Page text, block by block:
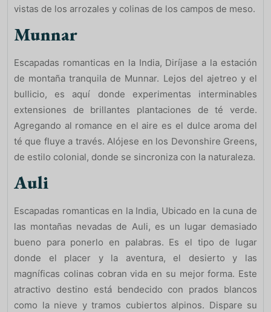
vistas de los arrozales y colinas de los campos de meso.
Munnar
Escapadas romanticas en la India, Diríjase a la estación
de montaña tranquila de Munnar. Lejos del ajetreo y el
bullicio, es aquí donde experimentas interminables
extensiones de brillantes plantaciones de té verde.
Agregando al romance en el aire es el dulce aroma del
té que fluye a través. Alójese en los Devonshire Greens,
de estilo colonial, donde se sincroniza con la naturaleza.
Auli
Escapadas romanticas en la India, Ubicado en la cuna de
las montañas nevadas de Auli, es un lugar demasiado
bueno para ponerlo en palabras. Es el tipo de lugar
donde el placer y la aventura, el desierto y las
magníficas colinas cobran vida en su mejor forma. Este
atractivo destino está bendecido con prados blancos
como la nieve y tramos cubiertos alpinos. Dispare su